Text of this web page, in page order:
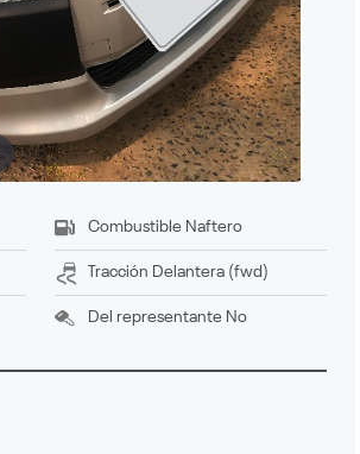
Combustible Naftero
Tracción delantera (fwd)
Del representante No